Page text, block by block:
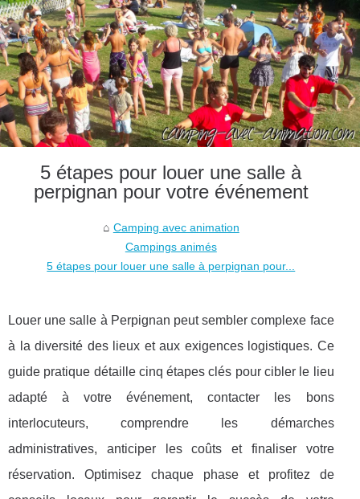
5 étapes pour louer une salle à
perpignan pour votre événement
Camping avec animation
Campings animés
5 étapes pour louer une salle à perpignan pour...
Louer une salle à Perpignan peut sembler complexe face
à la diversité des lieux et aux exigences logistiques. Ce
guide pratique détaille cinq étapes clés pour cibler le lieu
adapté à votre événement, contacter les bons
interlocuteurs, comprendre les démarches
administratives, anticiper les coûts et finaliser votre
réservation. Optimisez chaque phase et profitez de